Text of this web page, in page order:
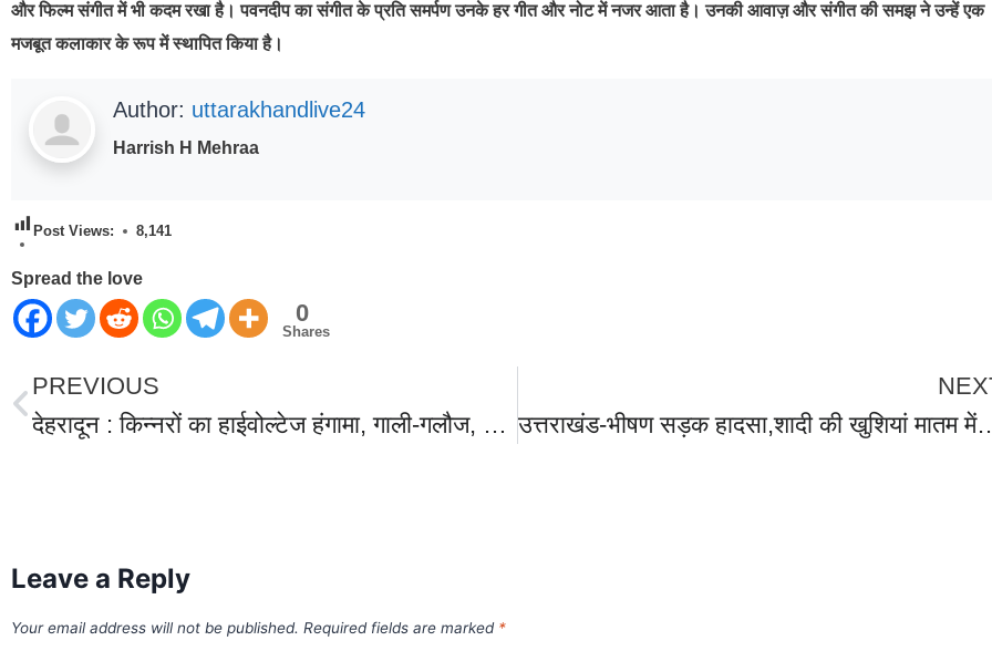
और फिल्म संगीत में भी कदम रखा है। पवनदीप का संगीत के प्रति समर्पण उनके हर गीत और नोट में नजर आता है। उनकी आवाज़ और संगीत की समझ ने उन्हें एक
मजबूत कलाकार के रूप में स्थापित किया है।
Author: uttarakhandlive24
Harrish H Mehraa
Post Views: 8,141
Spread the love
0
Shares
PREVIOUS
देहरादून : किन्नरों का हाईवोल्टेज हंगामा, गाली-गलौज, बीच सड़क पर उतारे कपड़े, जमकर किया हंगामा ट्रैफिक जाम..पुलिसकर्मियों से की अभद्रता, मुकदमा दर्ज,???????????????? Video हुआ वायरल।
उत्तराखंड-भीषण सड़क हादसा,शादी की खुशियां मातम में बदली,खाई में गिरा
Leave a Reply
Your email address will not be published. Required fields are marked *